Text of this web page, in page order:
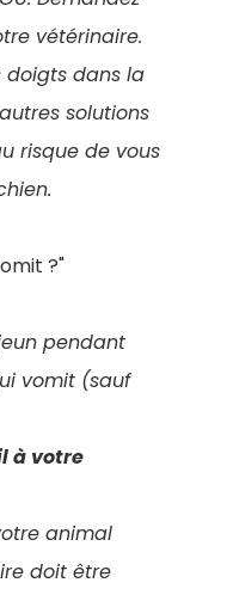
vétérinaire.
doigts dans la
solutions
risque de vous
?"
pendant
vomit (sauf
à votre
animal
doit être